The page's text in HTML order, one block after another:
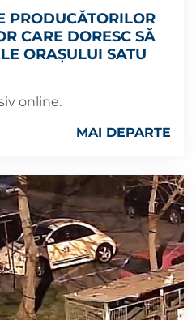
PRODUCĂTORILOR
CARE DORESC SĂ
ORAȘULUI SATU
online.
MAI DEPARTE